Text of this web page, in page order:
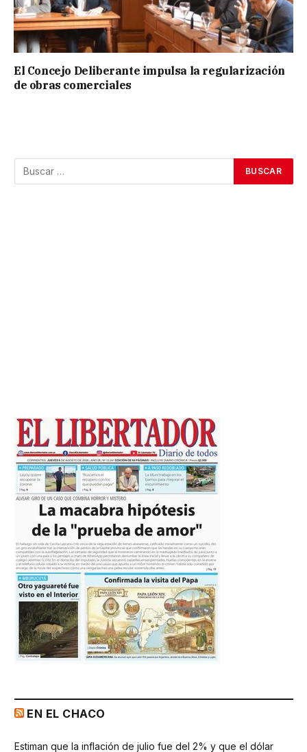
El Concejo Deliberante impulsa la regularización
de obras comerciales
EN EL CHACO
Estiman que la inflación de julio fue del 2% y que el dólar